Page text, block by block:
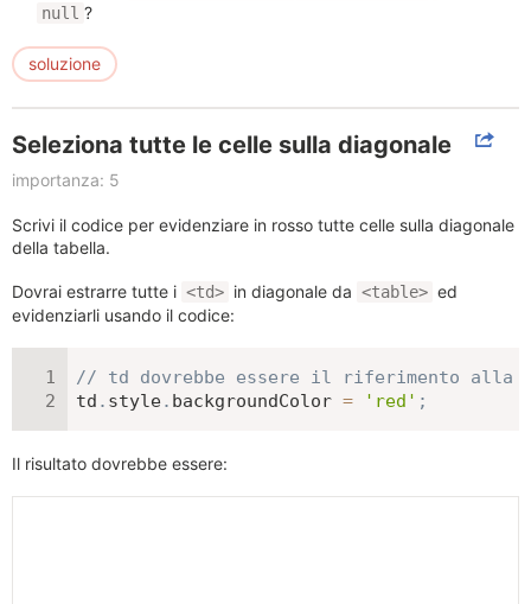
null ?
soluzione
Seleziona tutte le celle sulla diagonale
importanza: 5
Scrivi il codice per evidenziare in rosso tutte celle sulla diagonale
della tabella.
Dovrai estrarre tutte i <td> in diagonale da <table> ed
evidenziarli usando il codice:
// td dovrebbe essere il riferimento alla
td . style. backgroundColor = 'red' ;
Il risultato dovrebbe essere: